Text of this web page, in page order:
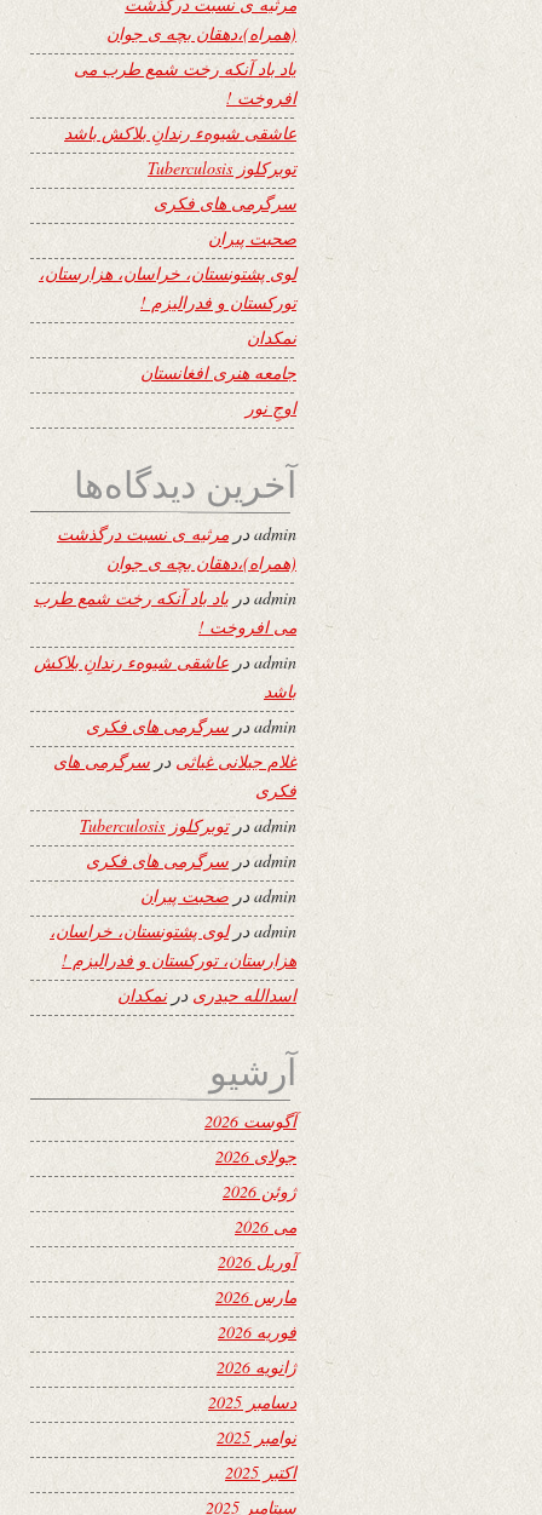
(همراه)،دهقان بچه ی جوان
یاد باد آنکه رخت شمع طرب می
افروخت !
عاشقی شیوهء رندانِ بلاکش باشد
توبرکلوز Tuberculosis
سرگرمی های فکری
صحبت پیران
لوی پشتونستان، خراسان، هزارستان،
تورکستان و فدرالیزم !
نمکدان
جامعه هنری افغانستان
اوجِ نور
آخرین دیدگاه‌ها
adminدر مرثیه ی نسبت درگذشت
(همراه)،دهقان بچه ی جوان
admin در یاد باد آنکه رخت شمع طرب
می افروخت !
adminدر عاشقی شیوهء رندانِ بلاکش
باشد
admin در سرگرمی های فکری
غلام جیلانی غیاثی در سرگرمی های
فکری
adminدرتوبرکلوز Tuberculosis
adminدر سرگرمی های فکری
admin در صحبت پیران
adminدرلوی پشتونستان، خراسان،
هزارستان، تورکستان و فدرالیزم !
اسدالله حیدری درنمکدان
آرشیو
آگوست 2026
جولای 2026
ژوئن 2026
می 2026
آوریل 2026
مارس 2026
فوریه 2026
ژانویه 2026
دسامبر 2025
نوامبر 2025
اکتبر 2025
سپتامبر 2025